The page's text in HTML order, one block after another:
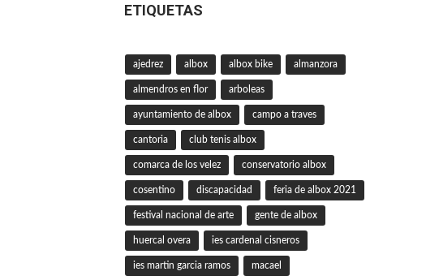
ETIQUETAS
ajedrez albox albox bike almanzora
almendros en flor arboleas
ayuntamiento de albox campo a traves
cantoria club tenis albox
comarca de los velez conservatorio albox
cosentino discapacidad feria de albox 2021
festival nacional de arte gente de albox
huercal overa ies cardenal cisneros
ies martin garcia ramos macael